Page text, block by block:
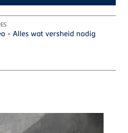
- Alles wat versheid nodig